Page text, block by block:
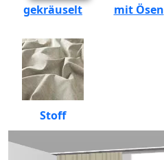
gekräuselt mit Ösen
Stoff